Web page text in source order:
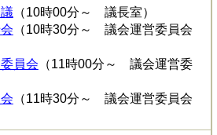
（10時00分～ 議長室）
（10時30分～ 議会運営委員会
員会 （11時00分～ 議会運営委
（11時30分～ 議会運営委員会